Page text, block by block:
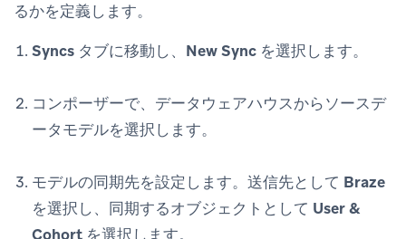
るかを定義します。
Syncs タブに移動し、 New Sync を選択します。
コンポーザーで、データウェアハウスからソースデ
ータモデルを選択します。
モデルの同期先を設定します。送信先として Braze
を選択し、同期するオブジェクトとして User &
Cohort を選択します。